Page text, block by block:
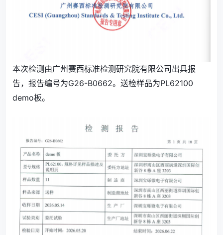
本次检测由广州赛西标准检测研究院有限公司出具报
告，报告编号为G26-B0662。送检样品为PL62100
demo板。